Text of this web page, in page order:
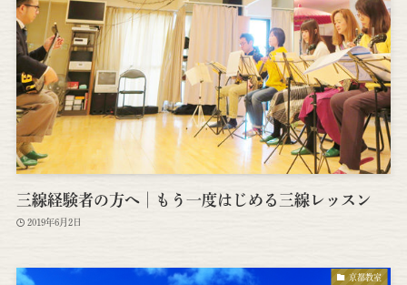
三線経験者の方へ│もう一度はじめる三線レッスン
2019年6月2日
京都教室